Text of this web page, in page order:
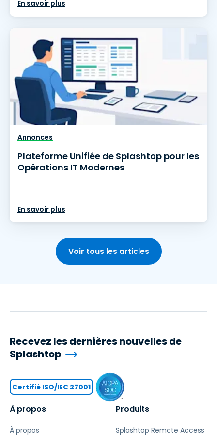
En savoir plus
Annonces
Plateforme Unifiée de Splashtop pour les
Opérations IT Modernes
En savoir plus
Voir tous les articles
À propos
À propos
Produits
Splashtop Remote Access
Recevez les dernières nouvelles de
Splashtop
Certifié ISO/IEC 27001